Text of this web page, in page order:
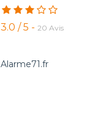
3.0 / 5 - 20 Avis
Alarme71.fr